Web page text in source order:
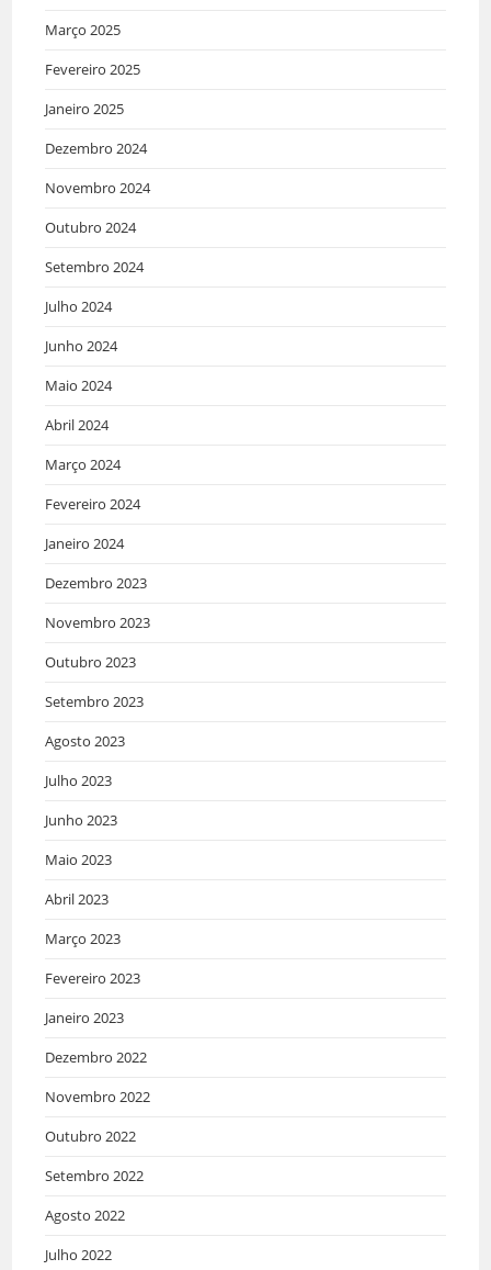
Março 2025
Fevereiro 2025
Janeiro 2025
Dezembro 2024
Novembro 2024
Outubro 2024
Setembro 2024
Julho 2024
Junho 2024
Maio 2024
Abril 2024
Março 2024
Fevereiro 2024
Janeiro 2024
Dezembro 2023
Novembro 2023
Outubro 2023
Setembro 2023
Agosto 2023
Julho 2023
Junho 2023
Maio 2023
Abril 2023
Março 2023
Fevereiro 2023
Janeiro 2023
Dezembro 2022
Novembro 2022
Outubro 2022
Setembro 2022
Agosto 2022
Julho 2022